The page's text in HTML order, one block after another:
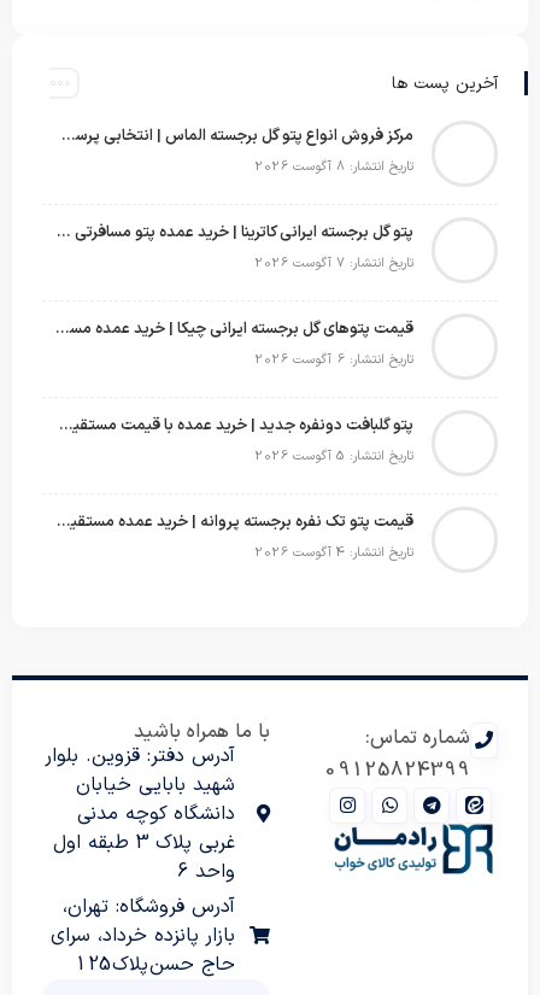
آخرین پست ها
مرکز فروش انواع پتو گل برجسته الماس | انتخابی پرسود برای عمده‌فروشان
تاریخ انتشار: 8 آگوست 2026
پتو گل برجسته ایرانی کاترینا | خرید عمده پتو مسافرتی با قیمت تولیدی
تاریخ انتشار: 7 آگوست 2026
قیمت پتوهای گل برجسته ایرانی چیکا | خرید عمده مستقیم با سود بالا
تاریخ انتشار: 6 آگوست 2026
پتو گلبافت دونفره جدید | خرید عمده با قیمت مستقیم و طرح‌های پرفروش بازار
تاریخ انتشار: 5 آگوست 2026
قیمت پتو تک نفره برجسته پروانه | خرید عمده مستقیم با بهترین قیمت بازار
تاریخ انتشار: 4 آگوست 2026
شماره تماس:
09125824399
با ما همراه باشید
آدرس دفتر: قزوین. بلوار
شهید بابایی خیابان
دانشگاه کوچه مدنی
غربی پلاک 3 طبقه اول
واحد 6
آدرس فروشگاه: تهران،
بازار پانزده خرداد، سرای
حاج حسن پلاک 125